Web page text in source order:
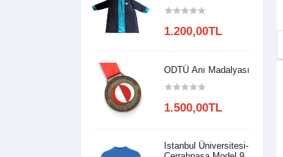
1.200,00TL
ODTÜ Anı Madalyası
1.500,00TL
Istanbul Üniversitesi-
1.500,00TL